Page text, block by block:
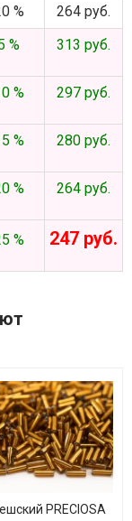
%
264 руб.
% 313 руб.
% 297 руб.
% 280 руб.
% 264 руб.
% 247 руб.
PRECIOSA